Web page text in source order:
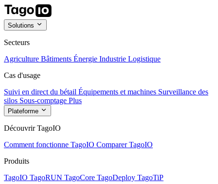
Solutions
Secteurs
Agriculture Bâtiments Énergie Industrie Logistique
Cas d'usage
Suivi en direct du bétail Équipements et machines Surveillance des
silos Sous-comptage Plus
Plateforme
Découvrir TagoIO
Comment fonctionne TagoIO Comparer TagoIO
Produits
TagoIO TagoRUN TagoCore TagoDeploy TagoTiP